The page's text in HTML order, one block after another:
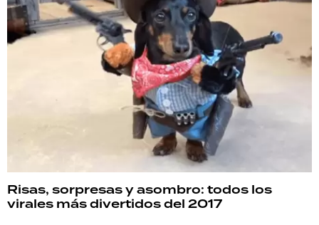
Risas, sorpresas y asombro: todos los
virales más divertidos del 2017